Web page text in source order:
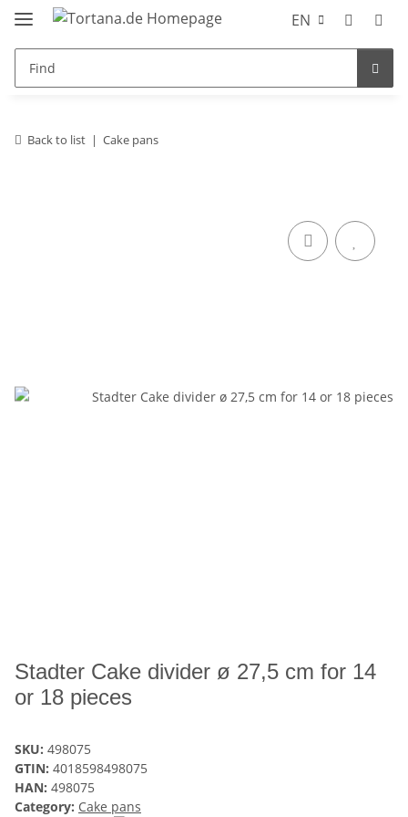
EN
Back to list Cake pans
Stadter Cake divider ø 27,5 cm for 14
or 18 pieces
SKU: 498075
GTIN: 4018598498075
HAN: 498075
Category: Cake pans